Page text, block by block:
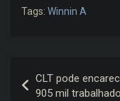
Tags: Winnin A
de
CLT pode
905 mil